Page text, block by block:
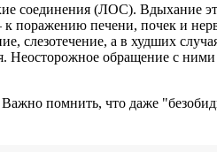
соединения (ЛОС). Вдыхание
поражению печени, почек и
слезотечение, а в худших
Неосторожное обращение с
Важно помнить, что даже